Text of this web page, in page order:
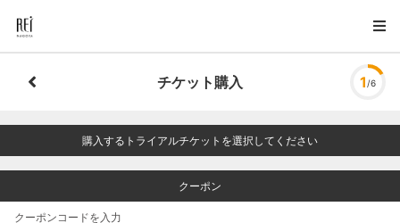
チケット購入 1 /6
購入するトライアルチケットを選択してください
クーポン
クーポンコードを入力